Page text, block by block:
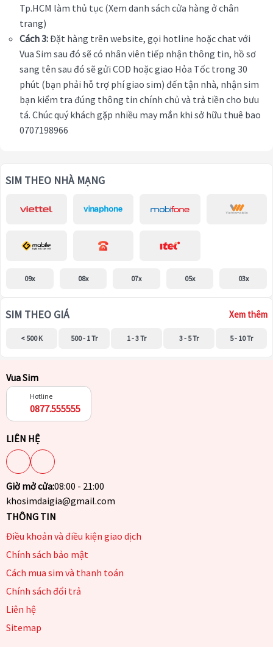
Tp.HCM làm thủ tục (Xem danh sách cửa hàng ở chân
trang)
Cách 3:Đặt hàng trên website, gọi hotline hoặc chat với
Vua Sim sau đó sẽ có nhân viên tiếp nhận thông tin, hồ sơ
sang tên sau đó sẽ gửi COD hoặc giao Hỏa Tốc trong 30
phút (bạn phải hỗ trợ phí giao sim) đến tận nhà, nhận sim
bạn kiểm tra đúng thông tin chính chủ và trả tiền cho bưu
tá. Chúc quý khách gặp nhiều may mắn khi sở hữu thuê bao
0707198966
SIM THEO NHÀ MẠNG
09x 08x 07x 05x 03x
SIM THEO GIÁ Xem thêm
< 500 K 500 - 1 Tr 1 - 3 Tr 3 - 5 Tr 5 - 10 Tr
Vua Sim
Hotline
0877.555555
LIÊN HỆ
Giờ mở cửa:08:00 - 21:00
khosimdaigia@gmail.com
THÔNG TIN
Điều khoản và điều kiện giao dịch
Chính sách bảo mật
Cách mua sim và thanh toán
Chính sách đổi trả
Liên hệ
Sitemap